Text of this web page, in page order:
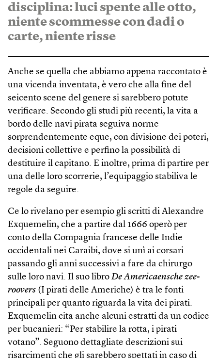
disciplina: luci spente alle otto,
niente scommesse con dadi o
carte, niente risse
Anche se quella che abbiamo appena raccontato è
una vicenda inventata, è vero che alla fine del
seicento scene del genere si sarebbero potute
verificare. Secondo gli studi più recenti, la vita a
bordo delle navi pirata seguiva norme
sorprendentemente eque, con divisione dei poteri,
decisioni collettive e perfino la possibilità di
destituire il capitano. E inoltre, prima di partire per
una delle loro scorrerie, l’equipaggio stabiliva le
regole da seguire.
Ce lo rivelano per esempio gli scritti di Alexandre
Exquemelin, che a partire dal 1666 operò per
conto della Compagnia francese delle Indie
occidentali nei Caraibi, dove si unì ai corsari
passando gli anni successivi a fare da chirurgo
sulle loro navi. Il suo libro De Americaensche zee-
roovers (I pirati delle Americhe) è tra le fonti
principali per quanto riguarda la vita dei pirati.
Exquemelin cita anche alcuni estratti da un codice
per bucanieri: “Per stabilire la rotta, i pirati
votano”. Seguono dettagliate descrizioni sui
risarcimenti che gli sarebbero spettati in caso di